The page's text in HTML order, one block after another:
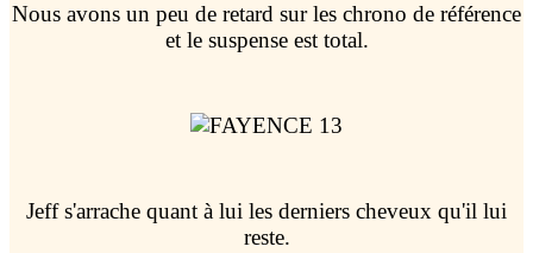
Nous avons un peu de retard sur les chrono de référence
et le suspense est total.
Jeff s'arrache quant à lui les derniers cheveux qu'il lui
reste.